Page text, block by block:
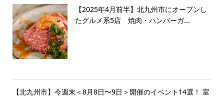
【2025年4月前半】北九州市にオープンし
たグルメ系5店 焼肉・ハンバーガ...
【北九州市】今週末＜8月8日〜9日＞開催のイベント14選！ 室